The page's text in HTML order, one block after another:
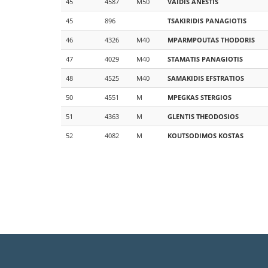
45 896 TSAKIRIDIS PANAGIOTIS
46 4326 M40 MPARMPOUTAS THODORIS
47 4029 M40 STAMATIS PANAGIOTIS
48 4525 M40 SAMAKIDIS EFSTRATIOS
50 4551 M MPEGKAS STERGIOS
51 4363 M GLENTIS THEODOSIOS
52 4082 M KOUTSODIMOS KOSTAS